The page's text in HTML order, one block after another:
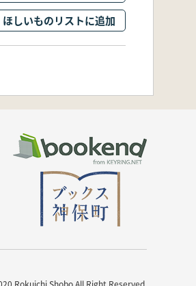
ほしいものリストに追加
Rokuichi Shobo All Right Reserved.